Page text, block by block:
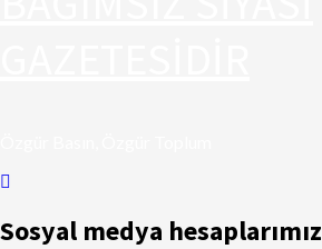
Sosyal medya hesaplarımız